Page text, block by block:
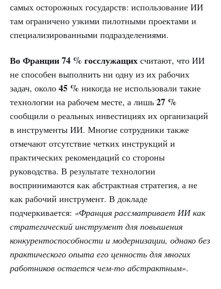
самых осторожных государств: использование ИИ
там ограничено узкими пилотными проектами и
специализированными подразделениями.
Во Франции 74 % госслужащих считают, что ИИ
не способен выполнить ни одну из их рабочих
задач, около 45 % никогда не использовали такие
технологии на рабочем месте, а лишь 27 %
сообщили о реальных инвестициях их организаций
в инструменты ИИ. Многие сотрудники также
отмечают отсутствие четких инструкций и
практических рекомендаций со стороны
руководства. В результате технологии
воспринимаются как абстрактная стратегия, а не
как рабочий инструмент. В докладе
подчеркивается: «Франция рассматривает ИИ как
стратегический инструмент для повышения
конкурентоспособности и модернизации, однако без
практического опыта его ценность для многих
работников остается чем-то абстрактным».